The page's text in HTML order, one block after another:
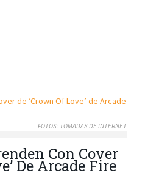
FOTOS: TOMADAS DE INTERNET
Con Cover
De Arcade Fire